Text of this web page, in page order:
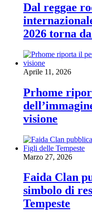
Dal reggae
2026 torna
Aprile 11, 2026
Prhome
visione
Marzo 27, 2026
Faida Clan
simbolo di
Tempeste